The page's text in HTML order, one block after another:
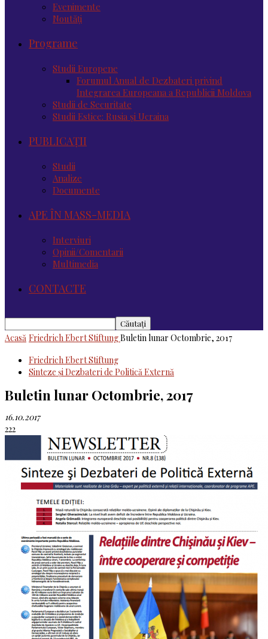
Evenimente
Noutăţi
Programe
Studii Europene
Forumul Anual de Dezbateri privind
Integrarea Europeana a Republicii Moldova
Studii de Securitate
Studii Estice: Rusia și Ucraina
PUBLICAȚII
Studii
Analize
Documente
APE ÎN MASS-MEDIA
Interviuri
Opinii/Comentarii
Multimedia
CONTACTE
Acasă Friedrich Ebert StiftungBuletin lunar Octombrie, 2017
Friedrich Ebert Stiftung
Sinteze şi Dezbateri de Politică Externă
Buletin lunar Octombrie, 2017
16.10.2017
222